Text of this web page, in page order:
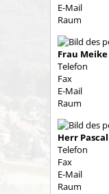
E-Mail
Raum
Frau Meike
Telefon
Fax
E-Mail
Raum
Herr Pascal
Telefon
Fax
E-Mail
Raum